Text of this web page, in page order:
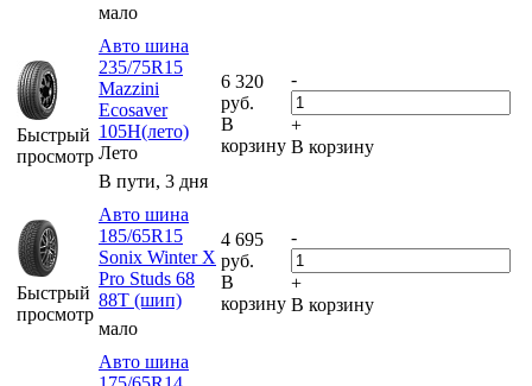
мало
Быстрый
просмотр
Авто шина
235/75R15
Mazzini
Ecosaver
105H(лето)
Лето
В пути, 3 дня
6 320
руб.
В
корзину
-
+
В корзину
Быстрый
просмотр
Авто шина
185/65R15
Sonix Winter X
Pro Studs 68
88T (шип)
мало
4 695
руб.
В
корзину
-
+
В корзину
Авто шина